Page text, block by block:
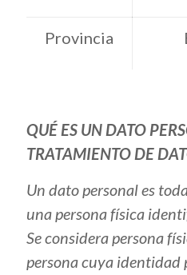
Provincia
QUÉ ES UN DATO
TRATAMIENTO DE
Un dato personal es
una persona física
Se considera persona
persona cuya identidad